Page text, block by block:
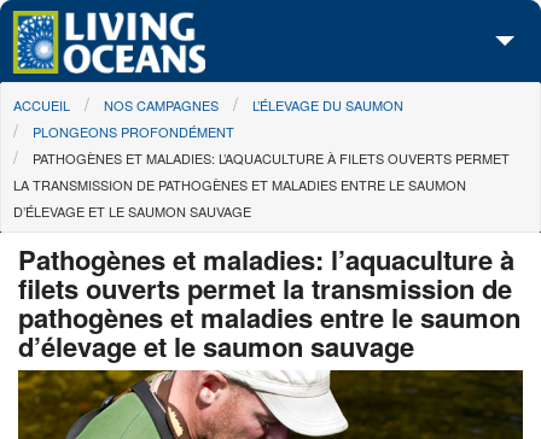
Skip to main content
À propos de nous
Nos campagnes
Centre des Médias
Les Cartes
Passez à l'action
You are here
ACCUEIL NOS CAMPAGNES
L’ÉLEVAGE DU SAUMON
PLONGEONS PROFONDÉMENT
PATHOGÈNES ET MALADIES: L’AQUACULTURE À FILETS OUVERTS PERMET
LA TRANSMISSION DE PATHOGÈNES ET MALADIES ENTRE LE SAUMON
D’ÉLEVAGE ET LE SAUMON SAUVAGE
Pathogènes et maladies: l’aquaculture à
filets ouverts permet la transmission de
pathogènes et maladies entre le saumon
d’élevage et le saumon sauvage